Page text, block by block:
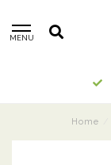
MENU
Home